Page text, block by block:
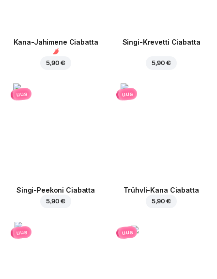
Kana-Jahimene Ciabatta
5,90 €
Singi-Krevetti Ciabatta
5,90 €
uus
Singi-Peekoni Ciabatta
5,90 €
uus
Trühvli-Kana Ciabatta
5,90 €
uus uus